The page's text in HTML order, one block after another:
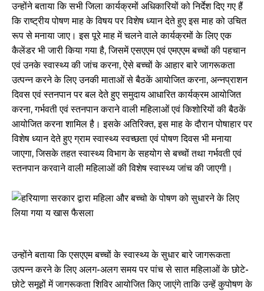
उन्होंने बताया कि सभी जिला कार्यक्रमों अधिकारियों को निर्देश दिए गए हैं
कि राष्ट्रीय पोषण माह के विषय पर विशेष ध्यान देते हुए इस माह को उचित
रूप से मनाया जाए। इस पूरे माह में चलने वाले कार्यक्रमों के लिए एक
कैलेंडर भी जारी किया गया है, जिसमें एसएएम एवं एमएएम बच्चों की पहचान
एवं उनके स्वास्थ्य की जांच करना, ऐसे बच्चों के आहार बारे जागरूकता
उत्पन्न करने के लिए उनकी माताओं से बैठकें आयोजित करना, अन्नप्राशन
दिवस एवं स्तनपान पर बल देते हुए समुदाय आधारित कार्यक्रम आयोजित
करना, गर्भवती एवं स्तनपान कराने वाली महिलाओं एवं किशोरियों की बैठकें
आयोजित करना शामिल है। इसके अतिरिक्त, इस माह के दौरान पोषाहार पर
विशेष ध्यान देते हुए ग्राम स्वास्थ्य स्वच्छता एवं पोषण दिवस भी मनाया
जाएगा, जिसके तहत स्वास्थ्य विभाग के सहयोग से बच्चों तथा गर्भवती एवं
स्तनपान करवाने वाली महिलाओं की विशेष स्वास्थ्य जांच की जाएगी।
उन्होंने बताया कि एसएएम बच्चों के स्वास्थ्य के सुधार बारे जागरूकता
उत्पन्न करने के लिए अलग-अलग समय पर पांच से सात महिलाओं के छोटे-
छोटे समूहों में जागरूकता शिविर आयोजित किए जाएंगे ताकि उन्हें कुपोषण के